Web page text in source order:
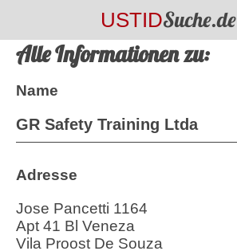
USTIDSuche.de
Alle Informationen zu:
Name
GR Safety Training Ltda
Adresse
Jose Pancetti 1164
Apt 41 Bl Veneza
Vila Proost De Souza